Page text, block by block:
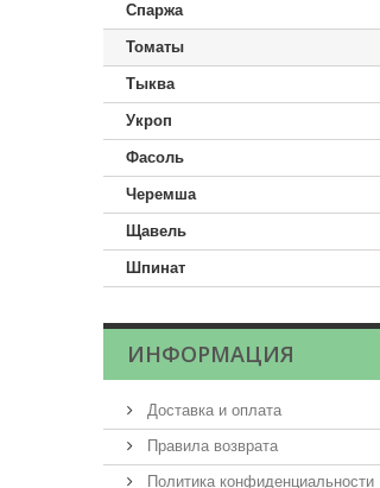
Спаржа
Томаты
Тыква
Укроп
Фасоль
Черемша
Щавель
Шпинат
ИНФОРМАЦИЯ
Доставка и оплата
Правила возврата
Политика конфиденциальности